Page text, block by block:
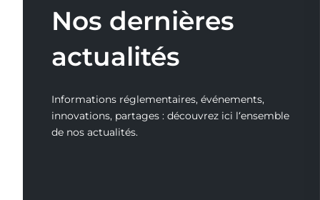
Nos dernières
actualités
Informations réglementaires, événements,
innovations, partages : découvrez ici l‘ensemble
de nos actualités.